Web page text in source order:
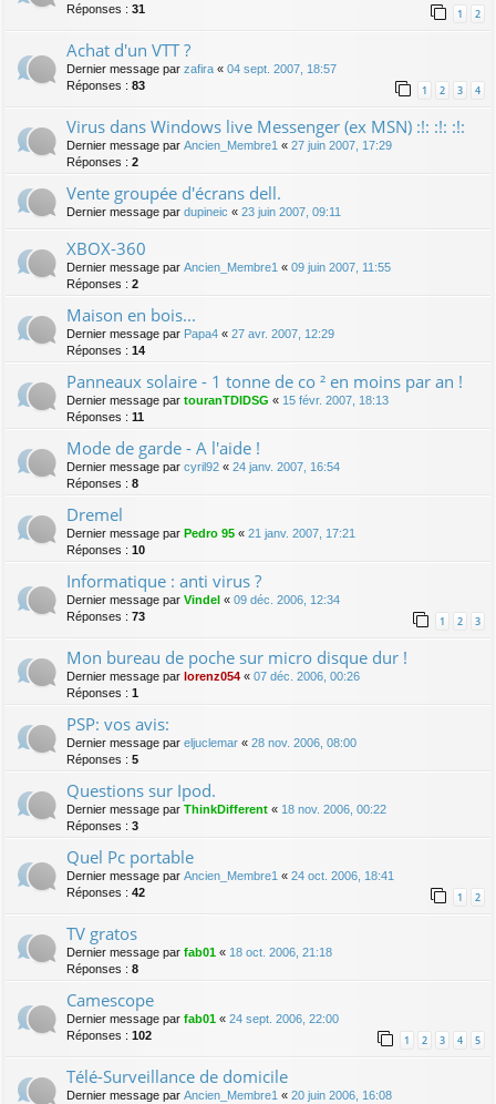
Réponses : 31 1 2
Achat d'un VTT ?
Dernier message par zafira « 04 sept. 2007, 18:57
Réponses : 83 1 2 3 4
Virus dans Windows live Messenger (ex MSN) :!: :!: :!:
Dernier message par Ancien_Membre1 « 27 juin 2007, 17:29
Réponses : 2
Vente groupée d'écrans dell.
Dernier message par dupineic « 23 juin 2007, 09:11
XBOX-360
Dernier message par Ancien_Membre1 « 09 juin 2007, 11:55
Réponses : 2
Maison en bois...
Dernier message par Papa4 « 27 avr. 2007, 12:29
Réponses : 14
Panneaux solaire - 1 tonne de co ² en moins par an !
Dernier message par touranTDIDSG « 15 févr. 2007, 18:13
Réponses : 11
Mode de garde - A l'aide !
Dernier message par cyril92 « 24 janv. 2007, 16:54
Réponses : 8
Dremel
Dernier message par Pedro 95 « 21 janv. 2007, 17:21
Réponses : 10
Informatique : anti virus ?
Dernier message par Vindel « 09 déc. 2006, 12:34
Réponses : 73 1 2 3
Mon bureau de poche sur micro disque dur !
Dernier message par lorenz054 « 07 déc. 2006, 00:26
Réponses : 1
PSP: vos avis:
Dernier message par eljuclemar « 28 nov. 2006, 08:00
Réponses : 5
Questions sur Ipod.
Dernier message par ThinkDifferent « 18 nov. 2006, 00:22
Réponses : 3
Quel Pc portable
Dernier message par Ancien_Membre1 « 24 oct. 2006, 18:41
Réponses : 42 1 2
TV gratos
Dernier message par fab01 « 18 oct. 2006, 21:18
Réponses : 8
Camescope
Dernier message par fab01 « 24 sept. 2006, 22:00
Réponses : 102 1 2 3 4 5
Télé-Surveillance de domicile
Dernier message par Ancien_Membre1 « 20 juin 2006, 16:08